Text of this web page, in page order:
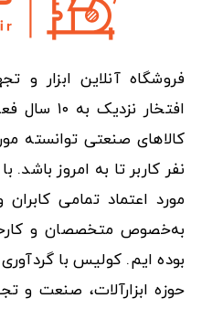
فروشگاه آنلاین ابزار و
افتخار
نفر کاربر تا به امروز باشد.
مورد اعتماد تمامی کابران
به‌خصوص متخصصان و
بوده ایم. کولیس با
حوزه ابزارآلات، صنعت